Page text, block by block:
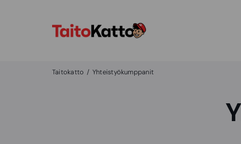
Taitokatto Yhteistyökumppanit